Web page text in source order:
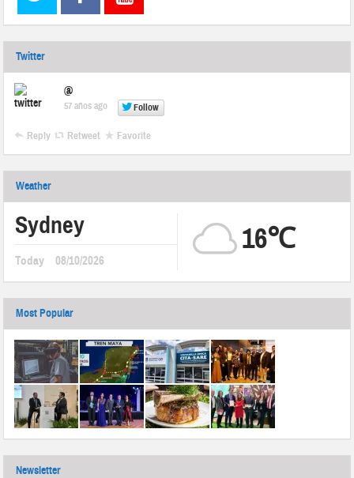
Twitter
@
57 años ago Follow
Reply Retweet Favorite
Weather
Sydney
Today 08/10/2026
16℃
Most Popular
Newsletter